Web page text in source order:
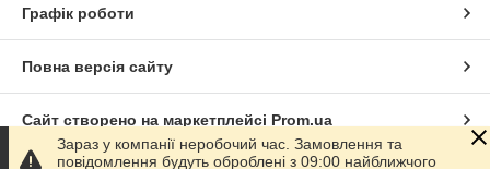
Графік роботи
Повна версія сайту
Сайт створено на маркетплейсі Prom.ua
Зараз у компанії неробочий час. Замовлення та
повідомлення будуть оброблені з 09:00 найближчого